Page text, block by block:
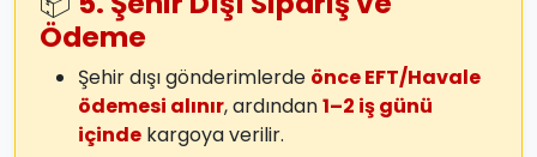
Ödeme
Şehir dışı gönderimlerde önce EFT/Havale
ödemesi alınır, ardından1–2 iş günü
içinde kargoya verilir.